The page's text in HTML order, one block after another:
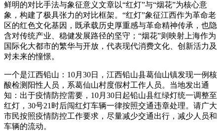
鲜明的对比手法与象征意义文章以“红灯”与“烟花”为核心意
象，构建了极具张力的对比框架。“红灯”象征江西作为革命老
区的红色文化基因，既承载历史厚重感与革命精神传承，也隐
含对传统产业、稳健发展路径的坚守；“烟花”则映射上海作为
国际化大都市的繁华与开放，代表现代消费文化、创新活力及
对未来的憧憬。
一个是江西铅山：10月30日，江西铅山县葛仙山镇发现一例核
酸检测阳性人员，系葛仙山村度假村工作人员。当地发出通
知：出于疫情防控需要，10月30日起铅山县红绿灯统一调整至
红灯，30号21时后闯红灯车辆一律按照交通违章处理。请广大
市民按照疫情防控工作要求，尽量减少交通出行，减少人员和
车辆的流动。